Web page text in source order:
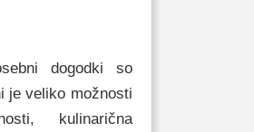
dogodki so
je veliko možnosti
kulinarična